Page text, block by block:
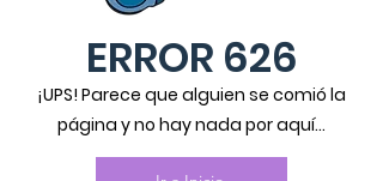
ERROR 626
¡UPS! Parece que alguien se comió la
página y no hay nada por aquí...